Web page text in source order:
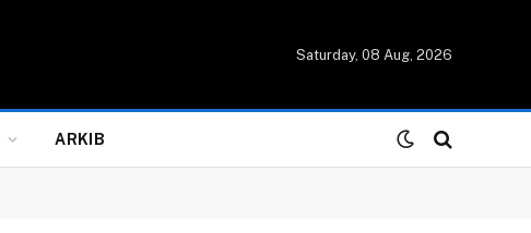
Saturday, 08 Aug, 2026
ARKIB